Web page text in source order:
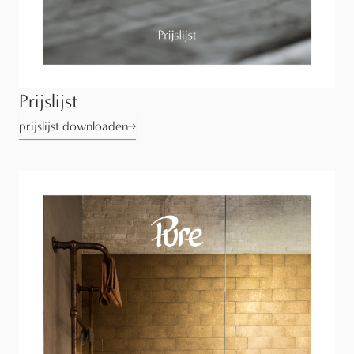
Prijslijst
prijslijst downloaden